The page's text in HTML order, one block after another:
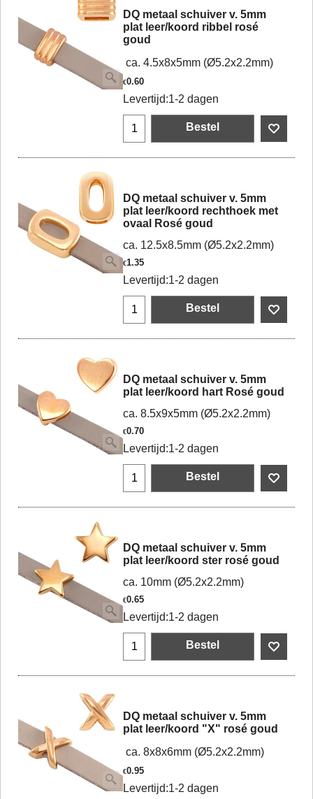
DQ metaal schuiver v. 5mm
plat leer/koord ribbel rosé
goud
ca. 4.5x8x5mm (Ø5.2x2.2mm)
€0.60
Levertijd:1-2 dagen
Bestel
DQ metaal schuiver v. 5mm
plat leer/koord rechthoek met
ovaal Rosé goud
ca. 12.5x8.5mm (Ø5.2x2.2mm)
€1.35
Levertijd:1-2 dagen
Bestel
DQ metaal schuiver v. 5mm
plat leer/koord hart Rosé goud
ca. 8.5x9x5mm (Ø5.2x2.2mm)
€0.70
Levertijd:1-2 dagen
Bestel
DQ metaal schuiver v. 5mm
plat leer/koord ster rosé goud
ca. 10mm (Ø5.2x2.2mm)
€0.65
Levertijd:1-2 dagen
Bestel
DQ metaal schuiver v. 5mm
plat leer/koord "X" rosé goud
ca. 8x8x6mm (Ø5.2x2.2mm)
€0.95
Levertijd:1-2 dagen